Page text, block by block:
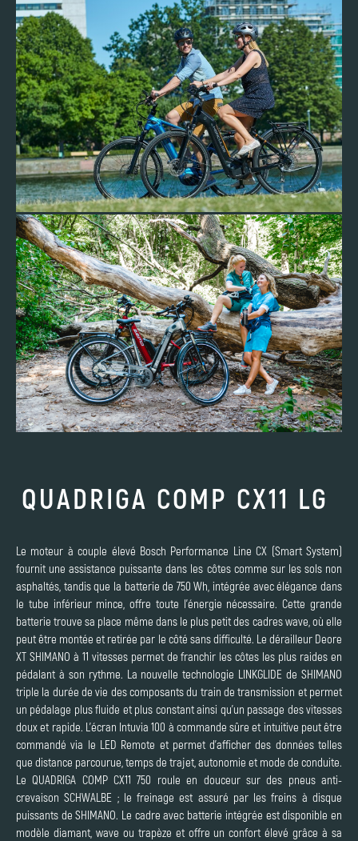
QUADRIGA COMP CX11 LG
Le moteur à couple élevé Bosch Performance Line CX (Smart System)
fournit une assistance puissante dans les côtes comme sur les sols non
asphaltés, tandis que la batterie de 750 Wh, intégrée avec élégance dans
le tube inférieur mince, offre toute l’énergie nécessaire. Cette grande
batterie trouve sa place même dans le plus petit des cadres wave, où elle
peut être montée et retirée par le côté sans difficulté. Le dérailleur Deore
XT SHIMANO à 11 vitesses permet de franchir les côtes les plus raides en
pédalant à son rythme. La nouvelle technologie LINKGLIDE de SHIMANO
triple la durée de vie des composants du train de transmission et permet
un pédalage plus fluide et plus constant ainsi qu’un passage des vitesses
doux et rapide. L’écran Intuvia 100 à commande sûre et intuitive peut être
commandé via le LED Remote et permet d’afficher des données telles
que distance parcourue, temps de trajet, autonomie et mode de conduite.
Le QUADRIGA COMP CX11 750 roule en douceur sur des pneus anti-
crevaison SCHWALBE ; le freinage est assuré par les freins à disque
puissants de SHIMANO. Le cadre avec batterie intégrée est disponible en
modèle diamant, wave ou trapèze et offre un confort élevé grâce à sa